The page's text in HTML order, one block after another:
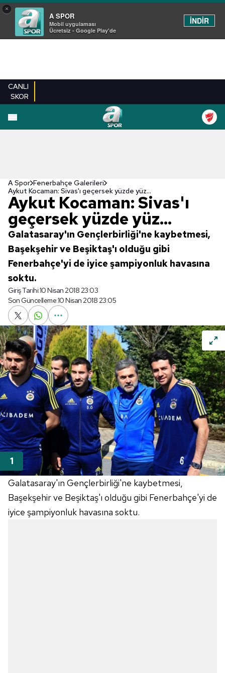
×
A SPOR
Mobil uygulaması
Ücretsiz - Google Play'de
İNDİR
CANLI
SKOR
EN YENILER
A Spor Fenerbahçe Galerileri
Aykut Kocaman: Sivas'ı geçersek yüzde yüz...
Aykut Kocaman: Sivas'ı
geçersek yüzde yüz...
Galatasaray'ın Gençlerbirliği'ne kaybetmesi,
Başekşehir ve Beşiktaş'ı olduğu gibi
Fenerbahçe'yi de iyice şampiyonluk havasına
soktu.
Giriş Tarihi:10 Nisan 2018 23:03
Son Güncelleme:10 Nisan 2018 23:05
Galatasaray'ın Gençlerbirliği'ne kaybetmesi,
Başekşehir ve Beşiktaş'ı olduğu gibi Fenerbahçe'yi de
iyice şampiyonluk havasına soktu.